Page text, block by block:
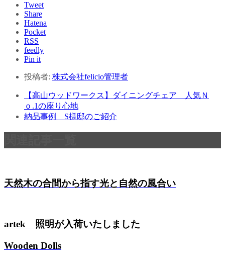
Tweet
Share
Hatena
Pocket
RSS
feedly
Pin it
投稿者: 株式会社felicio管理者
【高山ウッドワークス】ダイニングチェア 人気Ｎ
ｏ.1の座り心地
納品事例 S様邸のご紹介
天然木の合間から指す光と自然の風合い
artek 照明が入荷いたしました
Wooden Dolls